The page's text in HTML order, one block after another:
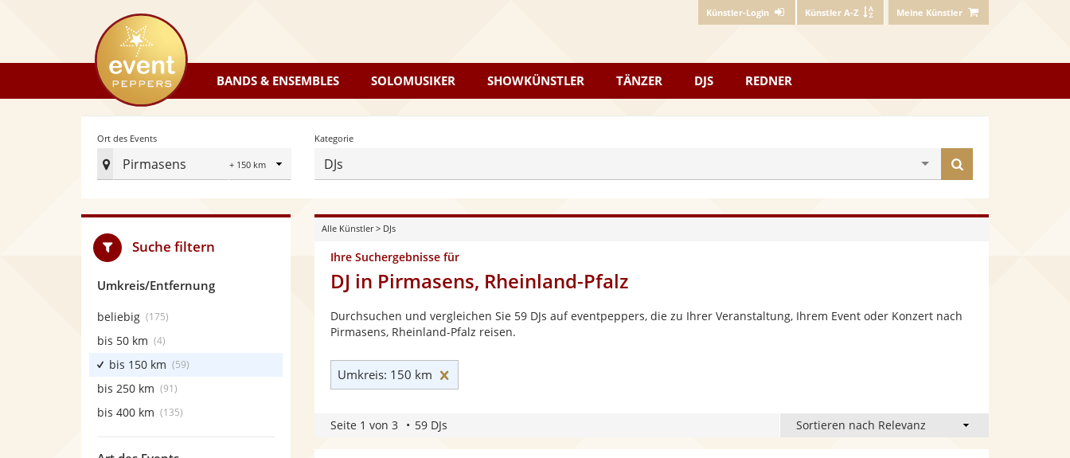
Künstler-Login Künstler A-Z Meine Künstler
eventpeppers
BANDS & ENSEMBLES SOLOMUSIKER SHOWKÜNSTLER TÄNZER DJS REDNER
Ort des Events
Pirmasens
Radius
Ort
Events
festlegen
Kategorie
DJs
finden
Alle Künstler> DJs
Ihre Suchergebnisse für
DJ in Pirmasens, Rheinland-Pfalz
Durchsuchen und vergleichen Sie 59 DJs auf eventpeppers, die zu Ihrer Veranstaltung, Ihrem Event oder Konzert nach
Pirmasens, Rheinland-Pfalz reisen.
Umkreis: 150 km
Seite 1 von 3 59 DJs
Suche filtern
Umkreis/Entfernung
beliebig (175)
bis 50 km (4)
bis 150 km (59)
bis 250 km (91)
bis 400 km (135)